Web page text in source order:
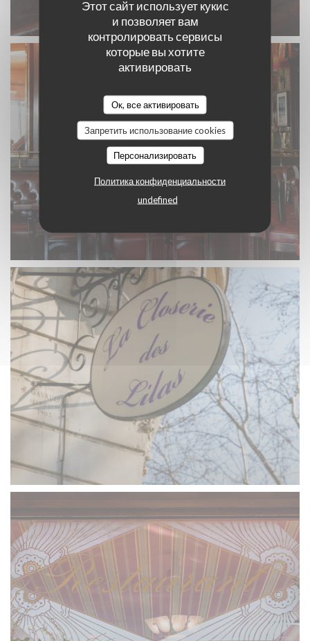
Этот сайт использует кукис
и позволяет вам
контролировать сервисы
которые вы хотите
активировать
Ок, все активировать
Запретить использование cookies
Персонализировать
Политика конфиденциальности
undefined